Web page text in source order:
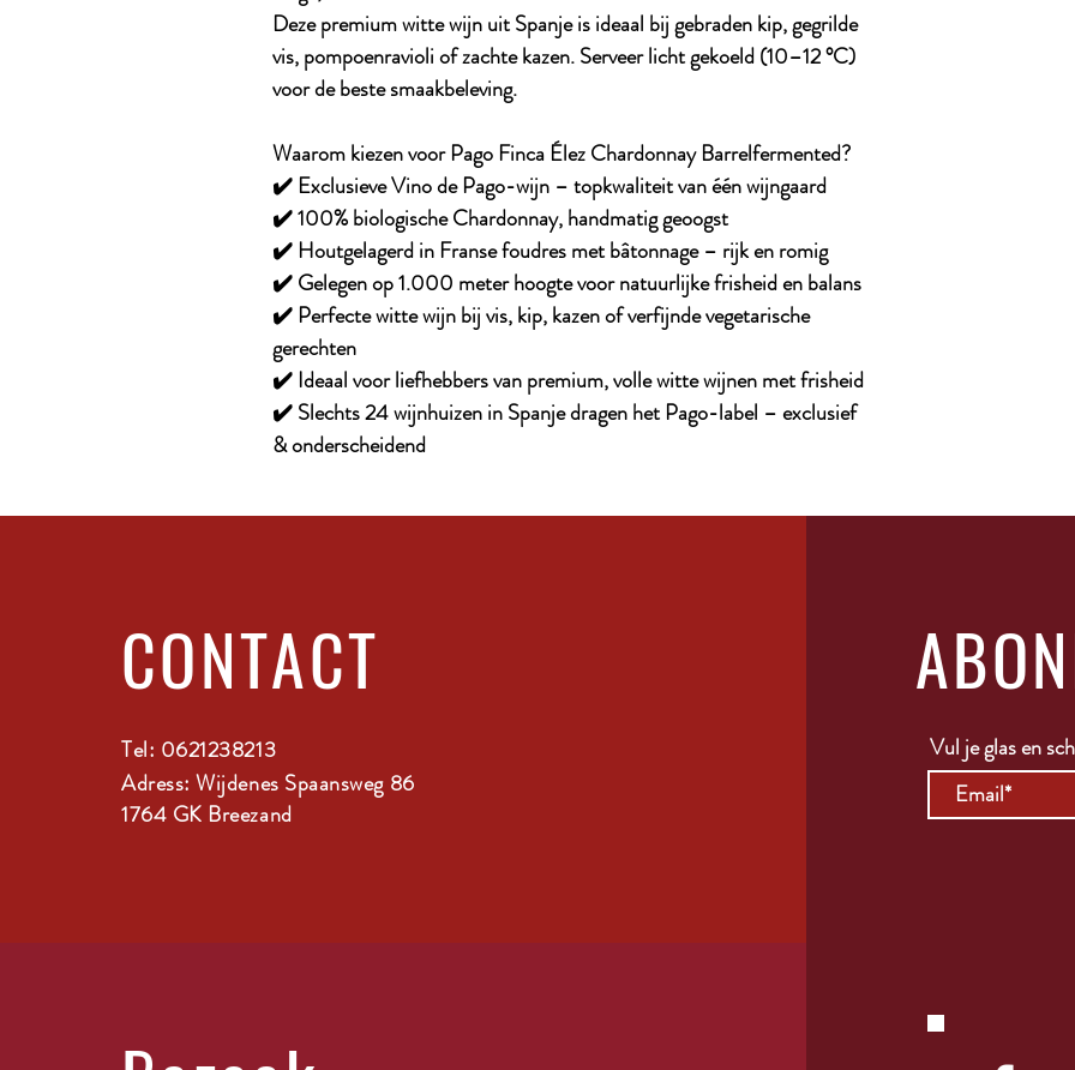
Deze premium witte wijn uit Spanje is ideaal bij gebraden kip, gegrilde
vis, pompoenravioli of zachte kazen. Serveer licht gekoeld (10–12 °C)
voor de beste smaakbeleving.
Waarom kiezen voor Pago Finca Élez Chardonnay Barrelfermented?
✔️ Exclusieve Vino de Pago-wijn – topkwaliteit van één wijngaard
✔️ 100% biologische Chardonnay, handmatig geoogst
✔️ Houtgelagerd in Franse foudres met bâtonnage – rijk en romig
✔️ Gelegen op 1.000 meter hoogte voor natuurlijke frisheid en balans
✔️ Perfecte witte wijn bij vis, kip, kazen of verfijnde vegetarische
gerechten
✔️ Ideaal voor liefhebbers van premium, volle witte wijnen met frisheid
✔️ Slechts 24 wijnhuizen in Spanje dragen het Pago-label – exclusief
& onderscheidend
CONTACT
Tel: 0621238213
Adress: Wijdenes Spaansweg 86
1764 GK Breezand
Vul je glas en